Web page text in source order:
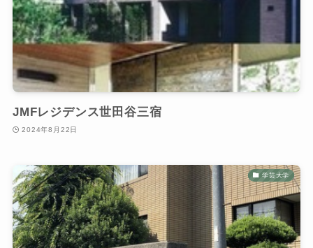
JMFレジデンス世田谷三宿
2024年8月22日
学芸大学